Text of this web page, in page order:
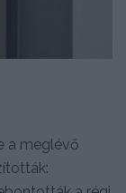
a meglévő